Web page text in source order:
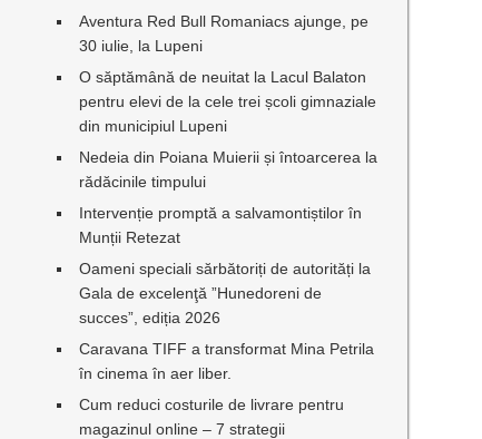
Aventura Red Bull Romaniacs ajunge, pe
30 iulie, la Lupeni
O săptămână de neuitat la Lacul Balaton
pentru elevi de la cele trei școli gimnaziale
din municipiul Lupeni
Nedeia din Poiana Muierii și întoarcerea la
rădăcinile timpului
Intervenție promptă a salvamontiștilor în
Munții Retezat
Oameni speciali sărbătoriți de autorități la
Gala de excelenţă ”Hunedoreni de
succes”, ediția 2026
Caravana TIFF a transformat Mina Petrila
în cinema în aer liber.
Cum reduci costurile de livrare pentru
magazinul online – 7 strategii